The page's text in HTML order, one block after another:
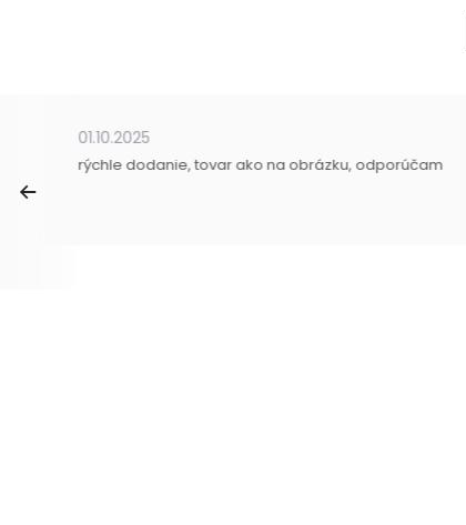
01.10.2025
rýchle dodanie, tovar ako na obrázku, odporúčam